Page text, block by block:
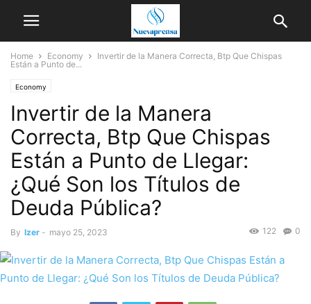
Home Economy
Invertir de la Manera Correcta, Btp Que Chispas
Están a Punto de...
Economy
Invertir de la Manera
Correcta, Btp Que Chispas
Están a Punto de Llegar:
¿Qué Son los Títulos de
Deuda Pública?
By Izer - mayo 25, 2023 0
122